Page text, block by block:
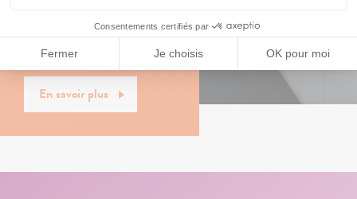
Avantages financiers du neuf
En savoir plus